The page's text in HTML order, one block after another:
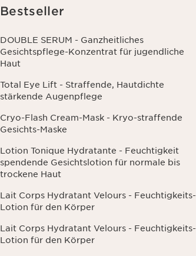
Bestseller
DOUBLE SERUM - Ganzheitliches
Gesichtspflege-Konzentrat für jugendliche
Haut
Total Eye Lift - Straffende, Hautdichte
stärkende Augenpflege
Cryo-Flash Cream-Mask - Kryo-straffende
Gesichts-Maske
Lotion Tonique Hydratante - Feuchtigkeit
spendende Gesichtslotion für normale bis
trockene Haut
Lait Corps Hydratant Velours - Feuchtigkeits-
Lotion für den Körper
Lait Corps Hydratant Velours - Feuchtigkeits-
Lotion für den Körper